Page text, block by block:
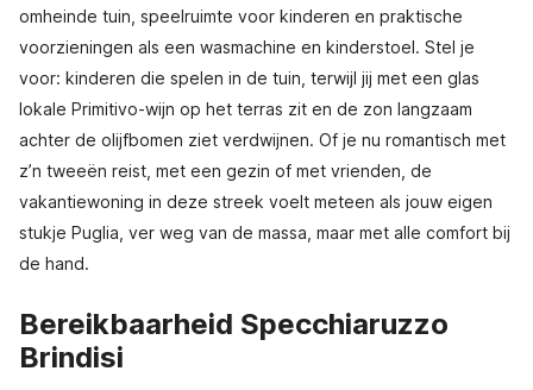
omheinde tuin, speelruimte voor kinderen en praktische
voorzieningen als een wasmachine en kinderstoel. Stel je
voor: kinderen die spelen in de tuin, terwijl jij met een glas
lokale Primitivo-wijn op het terras zit en de zon langzaam
achter de olijfbomen ziet verdwijnen. Of je nu romantisch met
z’n tweeën reist, met een gezin of met vrienden, de
vakantiewoning in deze streek voelt meteen als jouw eigen
stukje Puglia, ver weg van de massa, maar met alle comfort bij
de hand.
Bereikbaarheid Specchiaruzzo
Brindisi